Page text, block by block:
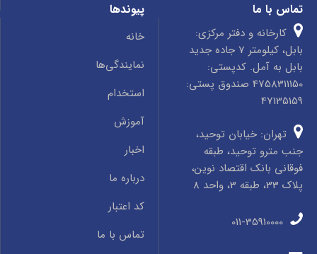
تماس با ما
کارخانه و دفتر مرکزی:
بابل، کیلومتر 7 جاده جدید
بابل به آمل. کدپستی:
4758311150 صندوق پستی:
47135159
تهران: خیابان توحید،
جنب مترو توحید، طبقه
فوقانی بانک اقتصاد نوین،
پلاک 33، طبقه 3، واحد 8
پیوندها
خانه
نمایندگی‌ها
استخدام
آموزش
اخبار
درباره ما
کد اعتبار
تماس با ما